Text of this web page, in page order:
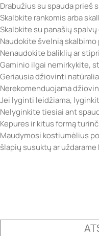
Drabužius su spauda prieš
Skalbkite rankomis arba
Skalbkite su panašių
Naudokite švelnią skalbimo
Nenaudokite baliklių ar
Gaminio ilgai nemirkykite,
Geriausia džiovinti
Nerekomenduojama
Jei lyginti leidžiama,
Nelyginkite tiesiai ant
Kepures ir kitus formą
Maudymosi kostiumėlius
šlapių susuktų ar uždarame